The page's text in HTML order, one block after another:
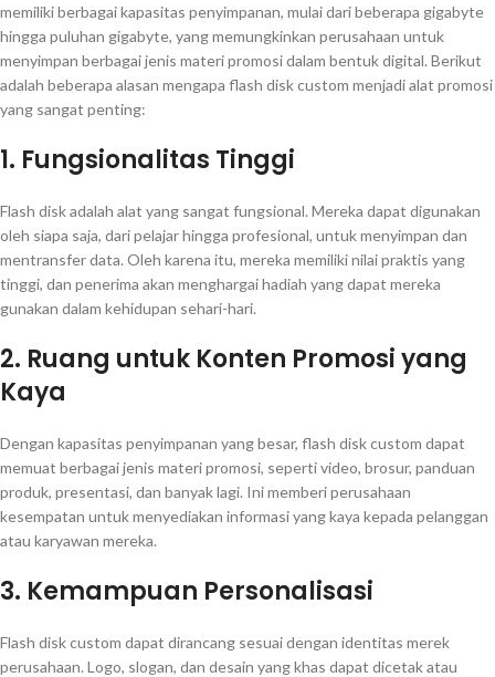
memiliki berbagai kapasitas penyimpanan, mulai dari beberapa gigabyte
hingga puluhan gigabyte, yang memungkinkan perusahaan untuk
menyimpan berbagai jenis materi promosi dalam bentuk digital. Berikut
adalah beberapa alasan mengapa flash disk custom menjadi alat promosi
yang sangat penting:
1. Fungsionalitas Tinggi
Flash disk adalah alat yang sangat fungsional. Mereka dapat digunakan
oleh siapa saja, dari pelajar hingga profesional, untuk menyimpan dan
mentransfer data. Oleh karena itu, mereka memiliki nilai praktis yang
tinggi, dan penerima akan menghargai hadiah yang dapat mereka
gunakan dalam kehidupan sehari-hari.
2. Ruang untuk Konten Promosi yang
Kaya
Dengan kapasitas penyimpanan yang besar, flash disk custom dapat
memuat berbagai jenis materi promosi, seperti video, brosur, panduan
produk, presentasi, dan banyak lagi. Ini memberi perusahaan
kesempatan untuk menyediakan informasi yang kaya kepada pelanggan
atau karyawan mereka.
3. Kemampuan Personalisasi
Flash disk custom dapat dirancang sesuai dengan identitas merek
perusahaan. Logo, slogan, dan desain yang khas dapat dicetak atau